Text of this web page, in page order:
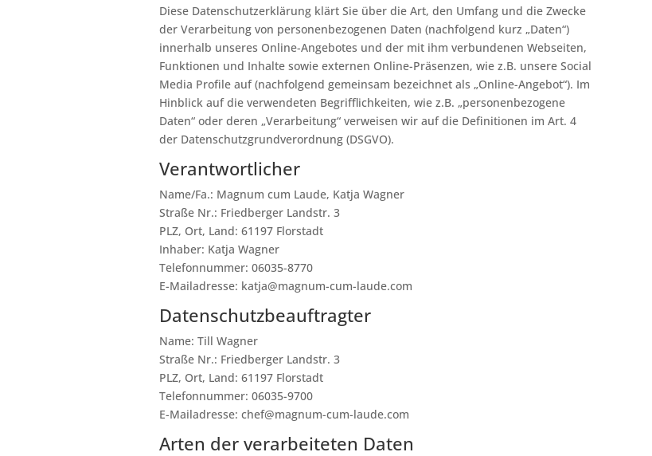
Diese Datenschutzerklärung klärt Sie über die Art, den Umfang und die Zwecke
der Verarbeitung von personenbezogenen Daten (nachfolgend kurz „Daten“)
innerhalb unseres Online-Angebotes und der mit ihm verbundenen Webseiten,
Funktionen und Inhalte sowie externen Online-Präsenzen, wie z.B. unsere Social
Media Profile auf (nachfolgend gemeinsam bezeichnet als „Online-Angebot“). Im
Hinblick auf die verwendeten Begrifflichkeiten, wie z.B. „personenbezogene
Daten“ oder deren „Verarbeitung“ verweisen wir auf die Definitionen im Art. 4
der Datenschutzgrundverordnung (DSGVO).
Verantwortlicher
Name/Fa.: Magnum cum Laude, Katja Wagner
Straße Nr.: Friedberger Landstr. 3
PLZ, Ort, Land: 61197 Florstadt
Inhaber: Katja Wagner
Telefonnummer: 06035-8770
E-Mailadresse: katja@magnum-cum-laude.com
Datenschutzbeauftragter
Name: Till Wagner
Straße Nr.: Friedberger Landstr. 3
PLZ, Ort, Land: 61197 Florstadt
Telefonnummer: 06035-9700
E-Mailadresse: chef@magnum-cum-laude.com
Arten der verarbeiteten Daten